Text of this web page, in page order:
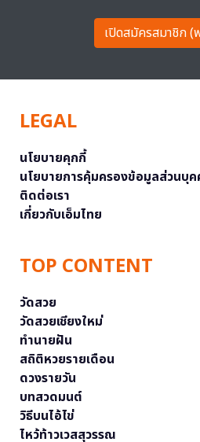
เปิดสมัครสมาชิก (
LEGAL
นโยบายคุกกี้
นโยบายการคุ้มครองข้อมูลส่วนบุ
ติดต่อเรา
เกี่ยวกับเอ็มไทย
TOP CONTENT
วัดสวย
วัดสวยเชียงใหม่
ทำนายฝัน
สถิติหวยรายเดือน
ดวงรายวัน
บทสวดมนต์
วิธีบนไอ้ไข่
ไหว้ท้าวเวสสุวรรณ